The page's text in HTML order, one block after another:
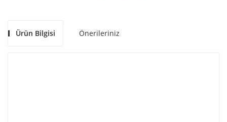
Ürün Bilgisi Önerileriniz